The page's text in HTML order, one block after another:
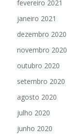
fevereiro 2021
janeiro 2021
dezembro 2020
novembro 2020
outubro 2020
setembro 2020
agosto 2020
julho 2020
junho 2020